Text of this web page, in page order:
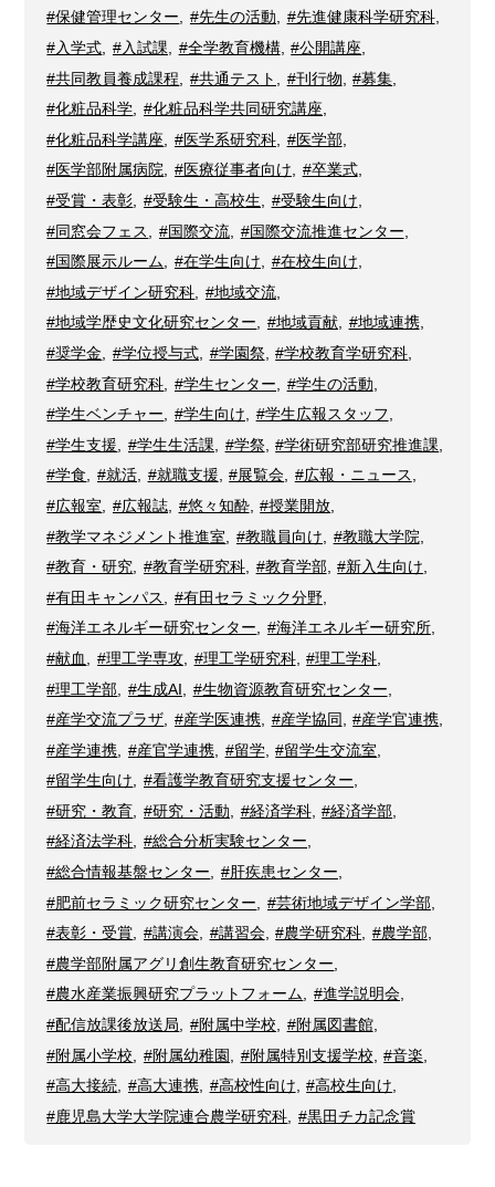
#保健管理センター, #先生の活動, #先進健康科学研究科,
#入学式
#入試課 #全学教育機構, #公開講座
#共同教員養成課程
#共通テスト #刊行物 #募集
#化粧品科学, #化粧品科学共同研究講座,
#化粧品科学講座
#医学系研究科, #医学部,
#医学部附属病院, #医療従事者向け, #卒業式,
#受賞・表彰
#受験生・高校生 #受験生向け
#同窓会フェス
#国際交流, #国際交流推進センター
#国際展示ルーム
#在学生向け #在校生向け
#地域デザイン研究科
#地域交流,
#地域学歴史文化研究センター, #地域貢献, #地域連携,
#奨学金
#学位授与式, #学園祭, #学校教育学研究科
#学校教育研究科
#学生センター #学生の活動
#学生ベンチャー
#学生向け #学生広報スタッフ
#学生支援
#学生生活課 #学祭, #学術研究部研究推進課
#学食, #就活, #就職支援, #展覧会, #広報・ニュース,
#広報室
#広報誌, #悠々知酔, #授業開放
#教学マネジメント推進室
#教職員向け #教職大学院
#教育・研究
#教育学研究科, #教育学部, #新入生向け
#有田キャンパス
#有田セラミック分野,
#海洋エネルギー研究センター, #海洋エネルギー研究所,
#献血
#理工学専攻, #理工学研究科, #理工学科
#理工学部
#生成AI #生物資源教育研究センター
#産学交流プラザ
#産学医連携, #産学協同 #産学官連携
#産学連携
#産官学連携, #留学, #留学生交流室
#留学生向け, #看護学教育研究支援センター,
#研究・教育
#研究・活動 #経済学科, #経済学部
#経済法学科, #総合分析実験センター,
#総合情報基盤センター
#肝疾患センター
#肥前セラミック研究センター
#芸術地域デザイン学部,
#表彰・受賞, #講演会, #講習会, #農学研究科, #農学部,
#農学部附属アグリ創生教育研究センター
#農水産業振興研究プラットフォーム, #進学説明会,
#配信放課後放送局
#附属中学校 #附属図書館,
#附属小学校
#附属幼稚園 #附属特別支援学校 #音楽
#高大接続, #高大連携, #高校性向け, #高校生向け,
#鹿児島大学大学院連合農学研究科
#黒田チカ記念賞